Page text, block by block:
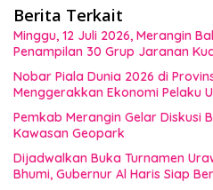
Berita Terkait
Minggu, 12 Juli 2026, Merangin
Penampilan 30 Grup Jaranan
Nobar Piala Dunia 2026 di
Menggerakkan Ekonomi Pelaku
Pemkab Merangin Gelar Diskusi
Kawasan Geopark
Dijadwalkan Buka Turnamen
Bhumi, Gubernur Al Haris Siap